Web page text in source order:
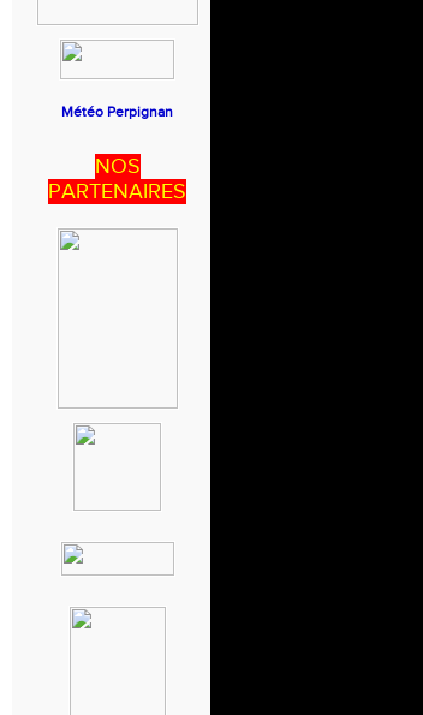
Météo Perpignan
NOS
PARTENAIRES